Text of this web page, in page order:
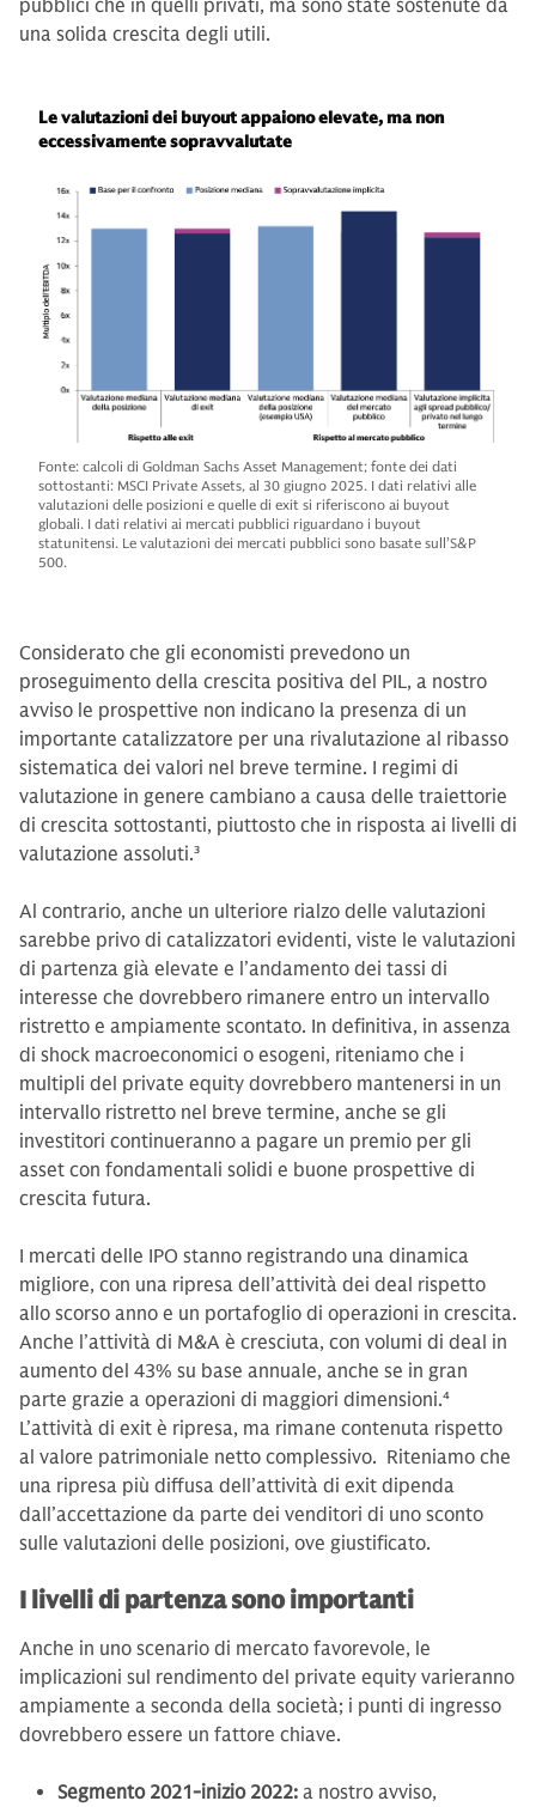
pubblici che in quelli privati, ma sono state sostenute da
una solida crescita degli utili.
Le valutazioni dei buyout appaiono elevate, ma non
eccessivamente sopravvalutate
Fonte: calcoli di Goldman Sachs Asset Management; fonte dei dati
sottostanti: MSCI Private Assets, al 30 giugno 2025. I dati relativi alle
valutazioni delle posizioni e quelle di exit si riferiscono ai buyout
globali. I dati relativi ai mercati pubblici riguardano i buyout
statunitensi. Le valutazioni dei mercati pubblici sono basate sull’S&P
500.
Considerato che gli economisti prevedono un
proseguimento della crescita positiva del PIL, a nostro
avviso le prospettive non indicano la presenza di un
importante catalizzatore per una rivalutazione al ribasso
sistematica dei valori nel breve termine. I regimi di
valutazione in genere cambiano a causa delle traiettorie
di crescita sottostanti, piuttosto che in risposta ai livelli di
valutazione assoluti.3
Al contrario, anche un ulteriore rialzo delle valutazioni
sarebbe privo di catalizzatori evidenti, viste le valutazioni
di partenza già elevate e l’andamento dei tassi di
interesse che dovrebbero rimanere entro un intervallo
ristretto e ampiamente scontato. In definitiva, in assenza
di shock macroeconomici o esogeni, riteniamo che i
multipli del private equity dovrebbero mantenersi in un
intervallo ristretto nel breve termine, anche se gli
investitori continueranno a pagare un premio per gli
asset con fondamentali solidi e buone prospettive di
crescita futura.
I mercati delle IPO stanno registrando una dinamica
migliore, con una ripresa dell’attività dei deal rispetto
allo scorso anno e un portafoglio di operazioni in crescita.
Anche l’attività di M&A è cresciuta, con volumi di deal in
aumento del 43% su base annuale, anche se in gran
parte grazie a operazioni di maggiori dimensioni.4
L’attività di exit è ripresa, ma rimane contenuta rispetto
al valore patrimoniale netto complessivo. Riteniamo che
una ripresa più diffusa dell’attività di exit dipenda
dall’accettazione da parte dei venditori di uno sconto
sulle valutazioni delle posizioni, ove giustificato.
I livelli di partenza sono importanti
Anche in uno scenario di mercato favorevole, le
implicazioni sul rendimento del private equity varieranno
ampiamente a seconda della società; i punti di ingresso
dovrebbero essere un fattore chiave.
Segmento 2021-inizio 2022: a nostro avviso,